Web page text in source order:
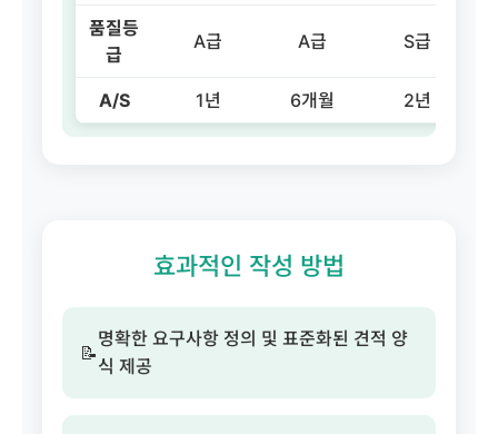
품질등
급
A급 A급 S급
A/S 1년 6개월 2년
효과적인 작성 방법
📝
명확한 요구사항 정의 및 표준화된 견적 양
식 제공